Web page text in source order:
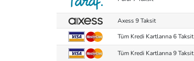
Axess 9 Taksit
Tüm Kredi Kartlarına 6 Taksit
Tüm Kredi Kartlarına 9 Taksit